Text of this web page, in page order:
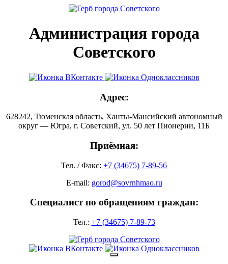
Администрация города
Советского
Адрес:
628242, Тюменская область, Ханты-Мансийский автономный
округ — Югра, г. Советский, ул. 50 лет Пионерии, 11Б
Приёмная:
Тел. / Факс: +7 (34675) 7-89-56
E-mail: gorod@sovrnhmao.ru
Специалист по обращениям граждан:
Тел.: +7 (34675) 7-89-73